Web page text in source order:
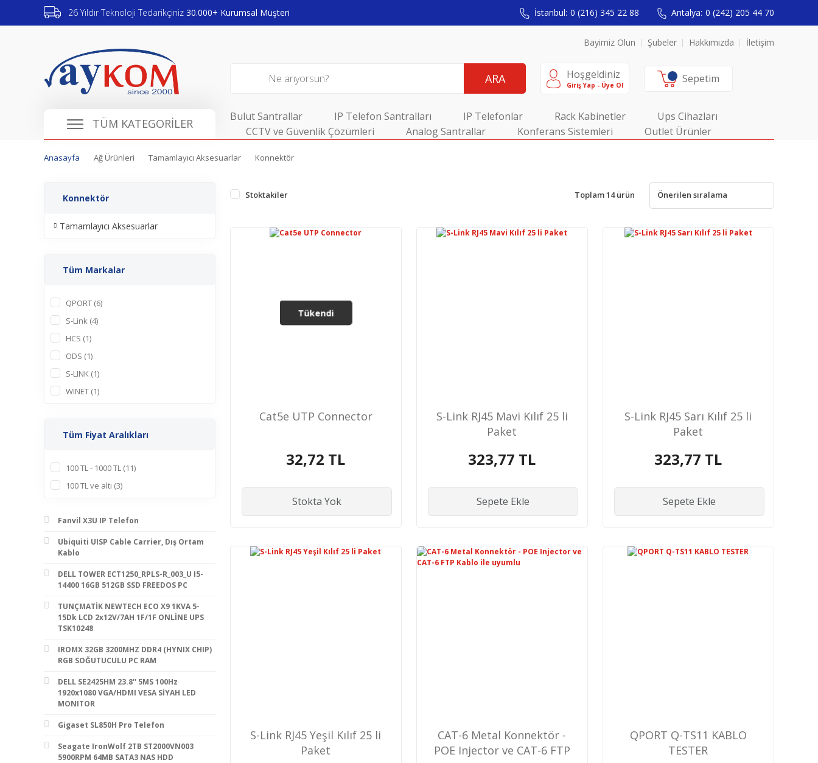
26 Yıldır Teknoloji Tedarikçiniz 30.000+ Kurumsal Müşteri İstanbul: 0 (216) 345 22 88 Antalya: 0 (242) 205 44 70
Bayimiz Olun Şubeler Hakkımızda İletişim
ARA Hoşgeldiniz
Giriş Yap - Üye Ol Sepetim
TÜM KATEGORİLER Bulut Santrallar IP Telefon Santralları IP Telefonlar Rack Kabinetler
Ups Cihazları
CCTV ve Güvenlik Çözümleri
Analog Santrallar Konferans Sistemleri Outlet Ürünler
Anasayfa Ağ Ürünleri Tamamlayıcı Aksesuarlar Konnektör
Konnektör
Tamamlayıcı Aksesuarlar
Tüm Markalar
QPORT (6)
S-Link (4)
HCS (1)
ODS (1)
S-LINK (1)
WINET (1)
Tüm Fiyat Aralıkları
100 TL - 1000 TL (11)
100 TL ve altı (3)
Fanvil X3U IP Telefon
Ubiquiti UISP Cable Carrier, Dış Ortam
Kablo
DELL TOWER ECT1250_RPLS-R_003_U I5-
14400 16GB 512GB SSD FREEDOS PC
TUNÇMATİK NEWTECH ECO X9 1KVA 5-
15Dk LCD 2x12V/7AH 1F/1F ONLİNE UPS
TSK10248
IROMX 32GB 3200MHZ DDR4 (HYNIX CHIP)
RGB SOĞUTUCULU PC RAM
DELL SE2425HM 23.8'' 5MS 100Hz
1920x1080 VGA/HDMI VESA SİYAH LED
MONITOR
Gigaset SL850H Pro Telefon
Seagate IronWolf 2TB ST2000VN003
5900RPM 64MB SATA3 NAS HDD
Stoktakiler Toplam 14 ürün
Tükendi
Cat5e UTP Connector
32,72 TL
Stokta Yok
S-Link RJ45 Mavi Kılıf 25 li
Paket
323,77 TL
Sepete Ekle
S-Link RJ45 Sarı Kılıf 25 li
Paket
323,77 TL
Sepete Ekle
S-Link RJ45 Yeşil Kılıf 25 li
Paket
CAT-6 Metal Konnektör -
POE Injector ve CAT-6 FTP
QPORT Q-TS11 KABLO
TESTER